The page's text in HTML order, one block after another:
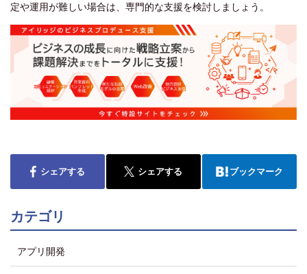
定や運用が難しい場合は、専門的な支援を検討しましょう。
シェアする シェアする ブックマーク
カテゴリ
アプリ開発